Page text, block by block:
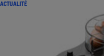
ACTUALITÉ